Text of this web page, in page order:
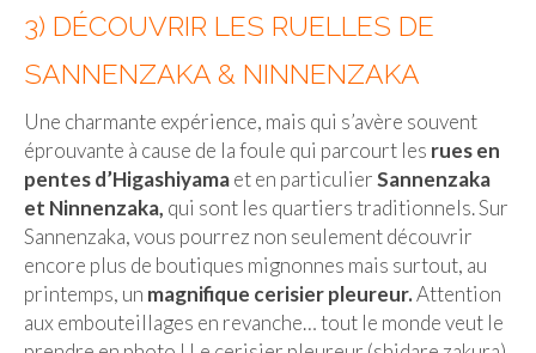
3) DÉCOUVRIR LES RUELLES DE
SANNENZAKA & NINNENZAKA
Une charmante expérience, mais qui s’avère souvent
éprouvante à cause de la foule qui parcourt les rues en
pentes d’Higashiyamaet en particulierSannenzaka
et Ninnenzaka, qui sont les quartiers traditionnels. Sur
Sannenzaka, vous pourrez non seulement découvrir
encore plus de boutiques mignonnes mais surtout, au
printemps, un magnifique cerisier pleureur.Attention
aux embouteillages en revanche… tout le monde veut le